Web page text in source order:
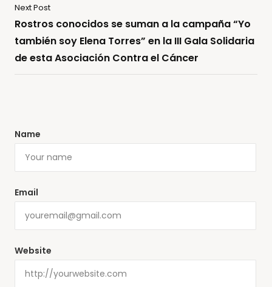
Next Post
Rostros conocidos se suman a la campaña “Yo
también soy Elena Torres” en la III Gala Solidaria
de esta Asociación Contra el Cáncer
Name
Email
Website